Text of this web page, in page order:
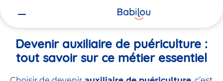
Devenir auxiliaire de puériculture :
tout savoir sur ce métier essentiel